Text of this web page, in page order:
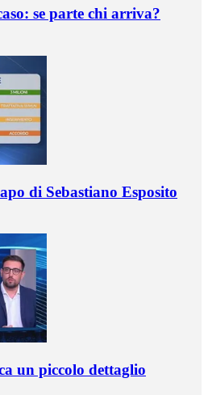
se parte chi arriva?
di Sebastiano Esposito
un piccolo dettaglio